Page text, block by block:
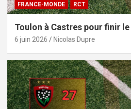
FRANCE-MONDE RCT
Toulon à Castres pour finir le
6 juin 2026 Nicolas Dupre